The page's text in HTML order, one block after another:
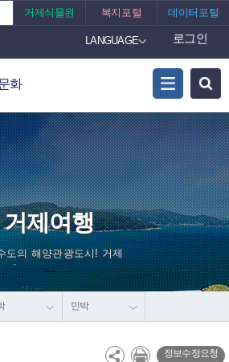
거제식물원 복지포털 데이터포털
LANGUAGE 로그인
화
거제여행
도의 해양관광도시! 거제
민박
정보수정요청